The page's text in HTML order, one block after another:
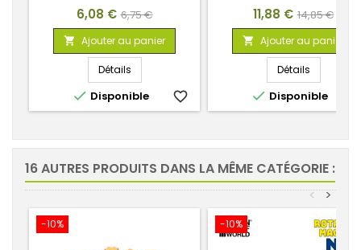
Prix
6,08 € Prix
de
base
6,75 €
 Ajouter au panier
Détails
 Disponible favorite_border
Prix
11,88 € Prix
de
base
14,85 €
 Ajouter au panier
Détails
 Disponible
16 AUTRES PRODUITS DANS LA MÊME CATÉGORIE :
>
<
-10% -10%